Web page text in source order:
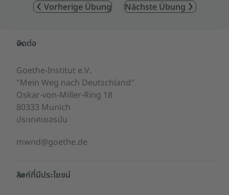
Vorherige Übung Nächste Übung
Service- und Informationsbereich
ติดต่อ
Goethe-Institut e.V.
"Mein Weg nach Deutschland"
Oskar-von-Miller-Ring 18
80333 Munich
ประเทศเยอรมัน
mwnd@goethe.de
ลิงก์ที่มีประโยชน์